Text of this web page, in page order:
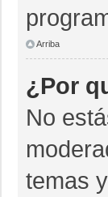
Arriba
¿Por
No
temas